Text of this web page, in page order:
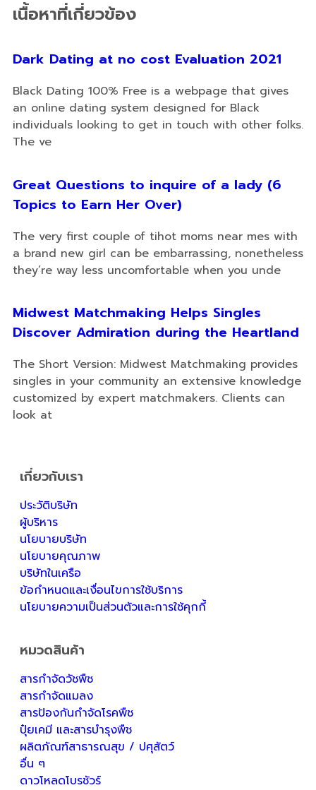
เนื้อหาที่เกี่ยวข้อง
Dark Dating at no cost Evaluation 2021
Black Dating 100% Free is a webpage that gives
an online dating system designed for Black
individuals looking to get in touch with other folks.
The ve
Great Questions to inquire of a lady (6
Topics to Earn Her Over)
The very first couple of tihot moms near mes with
a brand new girl can be embarrassing, nonetheless
they’re way less uncomfortable when you unde
Midwest Matchmaking Helps Singles
Discover Admiration during the Heartland
The Short Version: Midwest Matchmaking provides
singles in your community an extensive knowledge
customized by expert matchmakers. Clients can
look at
เกี่ยวกับเรา
ประวัติบริษัท
ผู้บริหาร
นโยบายบริษัท
นโยบายคุณภาพ
บริษัทในเครือ
ข้อกำหนดและเงื่อนไขการใช้บริการ
นโยบายความเป็นส่วนตัวและการใช้คุกกี้
หมวดสินค้า
สารกำจัดวัชพืช
สารกำจัดแมลง
สารป้องกันกำจัดโรคพืช
ปุ๋ยเคมี และสารบำรุงพืช
ผลิตภัณฑ์สาธารณสุข / ปศุสัตว์
อื่น ๆ
ดาวโหลดโบรชัวร์